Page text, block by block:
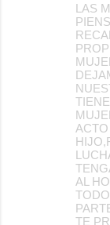
LAS
AL
TE